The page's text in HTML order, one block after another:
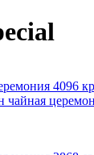
чайная